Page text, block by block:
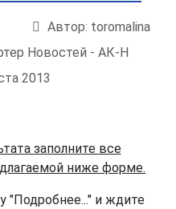
Автор: toromalina
Новостей - АК-Н
2013
заполните все
ниже форме.
"Подробнее..." и ждите